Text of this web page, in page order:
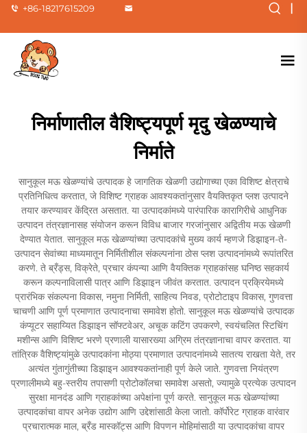
+86-18217615209 |
निर्माणातील वैशिष्ट्यपूर्ण मृदु खेळण्याचे
निर्माते
सानुकूल मऊ खेळण्यांचे उत्पादक हे जागतिक खेळणी उद्योगाच्या एका विशिष्ट क्षेत्राचे
प्रतिनिधित्व करतात, जे विशिष्ट ग्राहक आवश्यकतांनुसार वैयक्तिकृत प्लश उत्पादने
तयार करण्यावर केंद्रित असतात. या उत्पादकांमध्ये पारंपारिक कारागिरीचे आधुनिक
उत्पादन तंत्रज्ञानासह संयोजन करून विविध बाजार गरजांनुसार अद्वितीय मऊ खेळणी
देण्यात येतात. सानुकूल मऊ खेळण्यांच्या उत्पादकांचे मुख्य कार्य म्हणजे डिझाइन-ते-
उत्पादन सेवांच्या माध्यमातून निर्मितीशील संकल्पनांना ठोस प्लश उत्पादनांमध्ये रूपांतरित
करणे. ते ब्रँड्स, विक्रेते, प्रचार कंपन्या आणि वैयक्तिक ग्राहकांसह घनिष्ठ सहकार्य
करून कल्पनाविलासी पात्र आणि डिझाइन जीवंत करतात. उत्पादन प्रक्रियेमध्ये
प्रारंभिक संकल्पना विकास, नमुना निर्मिती, साहित्य निवड, प्रोटोटाइप विकास, गुणवत्ता
चाचणी आणि पूर्ण प्रमाणात उत्पादनाचा समावेश होतो. सानुकूल मऊ खेळण्यांचे उत्पादक
कंप्यूटर सहाय्यित डिझाइन सॉफ्टवेअर, अचूक कटिंग उपकरणे, स्वयंचलित स्टिचिंग
मशीन्स आणि विशिष्ट भरणे प्रणाली यासारख्या अग्रिम तंत्रज्ञानाचा वापर करतात. या
तांत्रिक वैशिष्ट्यांमुळे उत्पादकांना मोठ्या प्रमाणात उत्पादनांमध्ये सातत्य राखता येते, तर
अत्यंत गुंतागुंतीच्या डिझाइन आवश्यकतांनाही पूर्ण केले जाते. गुणवत्ता नियंत्रण
प्रणालीमध्ये बहु-स्तरीय तपासणी प्रोटोकॉलचा समावेश असतो, ज्यामुळे प्रत्येक उत्पादन
सुरक्षा मानदंड आणि ग्राहकांच्या अपेक्षांना पूर्ण करते. सानुकूल मऊ खेळण्यांच्या
उत्पादकांचा वापर अनेक उद्योग आणि उद्देशांसाठी केला जातो. कॉर्पोरेट ग्राहक वारंवार
प्रचारात्मक माल, ब्रँड मास्कॉट्स आणि विपणन मोहिमांसाठी या उत्पादकांचा वापर